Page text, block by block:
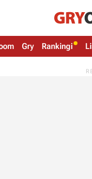
Gry Rankingi